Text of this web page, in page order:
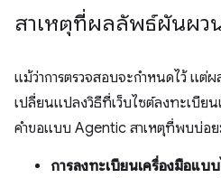
สาเหตุที่ผลลัพธ์ผันผว
แม้ว่าการตรวจสอบจะกำหนดไว้ แต่
เปลี่ยนแปลงวิธีที่เว็บไซต์ลงทะเบีย
คำขอแบบ Agentic สาเหตุที่พบบ่อ
การลงทะเบียนเครื่องมือแบ